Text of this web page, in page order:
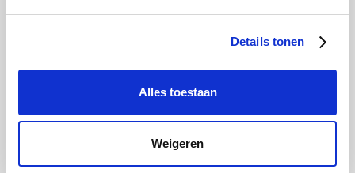
Details tonen
Alles toestaan
Weigeren
Shein Bergfreunde Pazzox Smartwatchbanden